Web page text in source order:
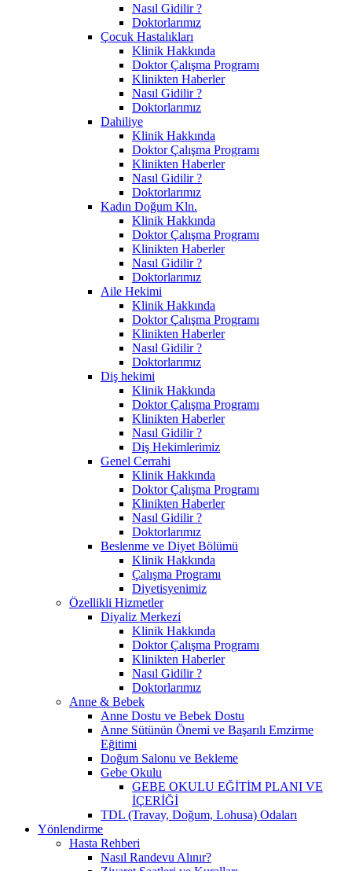
Nasıl Gidilir ?
Doktorlarımız
Çocuk Hastalıkları
Klinik Hakkında
Doktor Çalışma Programı
Klinikten Haberler
Nasıl Gidilir ?
Doktorlarımız
Dahiliye
Klinik Hakkında
Doktor Çalışma Programı
Klinikten Haberler
Nasıl Gidilir ?
Doktorlarımız
Kadın Doğum Kln.
Klinik Hakkında
Doktor Çalışma Programı
Klinikten Haberler
Nasıl Gidilir ?
Doktorlarımız
Aile Hekimi
Klinik Hakkında
Doktor Çalışma Programı
Klinikten Haberler
Nasıl Gidilir ?
Doktorlarımız
Diş hekimi
Klinik Hakkında
Doktor Çalışma Programı
Klinikten Haberler
Nasıl Gidilir ?
Diş Hekimlerimiz
Genel Cerrahi
Klinik Hakkında
Doktor Çalışma Programı
Klinikten Haberler
Nasıl Gidilir ?
Doktorlarımız
Beslenme ve Diyet Bölümü
Klinik Hakkında
Çalışma Programı
Diyetisyenimiz
Özellikli Hizmetler
Diyaliz Merkezi
Klinik Hakkında
Doktor Çalışma Programı
Klinikten Haberler
Nasıl Gidilir ?
Doktorlarımız
Anne & Bebek
Anne Dostu ve Bebek Dostu
Anne Sütünün Önemi ve Başarılı Emzirme
Eğitimi
Doğum Salonu ve Bekleme
Gebe Okulu
GEBE OKULU EĞİTİM PLANI VE
İÇERİĞİ
TDL (Travay, Doğum, Lohusa) Odaları
Yönlendirme
Hasta Rehberi
Nasıl Randevu Alınır?